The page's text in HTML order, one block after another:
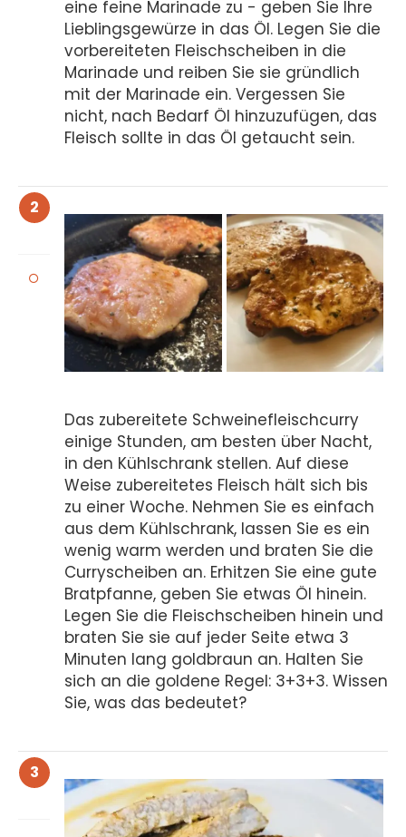
eine feine Marinade zu - geben Sie Ihre
Lieblingsgewürze in das Öl. Legen Sie die
vorbereiteten Fleischscheiben in die
Marinade und reiben Sie sie gründlich
mit der Marinade ein. Vergessen Sie
nicht, nach Bedarf Öl hinzuzufügen, das
Fleisch sollte in das Öl getaucht sein.
2
Das zubereitete Schweinefleischcurry
einige Stunden, am besten über Nacht,
in den Kühlschrank stellen. Auf diese
Weise zubereitetes Fleisch hält sich bis
zu einer Woche. Nehmen Sie es einfach
aus dem Kühlschrank, lassen Sie es ein
wenig warm werden und braten Sie die
Curryscheiben an. Erhitzen Sie eine gute
Bratpfanne, geben Sie etwas Öl hinein.
Legen Sie die Fleischscheiben hinein und
braten Sie sie auf jeder Seite etwa 3
Minuten lang goldbraun an. Halten Sie
sich an die goldene Regel: 3+3+3. Wissen
Sie, was das bedeutet?
3